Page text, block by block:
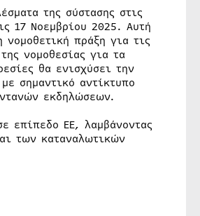
της σύστασης στις
17 Νοεμβρίου 2025. Αυτή
πράξη για τις
νομοθεσίας για τα
θα ενισχύσει την
σημαντικό αντίκτυπο
εκδηλώσεων.
επίπεδο ΕΕ, λαμβάνοντας
των καταναλωτικών